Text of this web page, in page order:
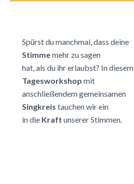
Spürst du manchmal, dass deine
Stimmemehr zu sagen
hat, als du ihr erlaubst? In diesem
Tagesworkshop mit
anschließendem gemeinsamen
Singkreis tauchen wir ein
in die Kraft unserer Stimmen.